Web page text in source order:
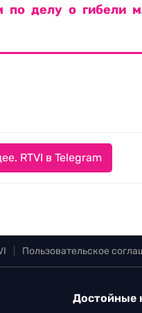
по делу о гибели
RTVI в Telegram
Пользовательское
Достойные